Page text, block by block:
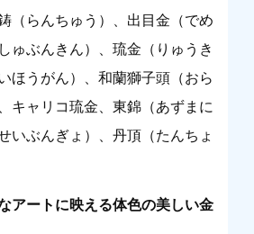
（らんちゅう）、出目金（でめ
ゅぶんきん）、琉金（りゅうき
ほうがん）、和蘭獅子頭（おら
キャリコ琉金、東錦（あずまに
いぶんぎょ）、 丹頂（たんちょ
アートに映える体色の美しい金